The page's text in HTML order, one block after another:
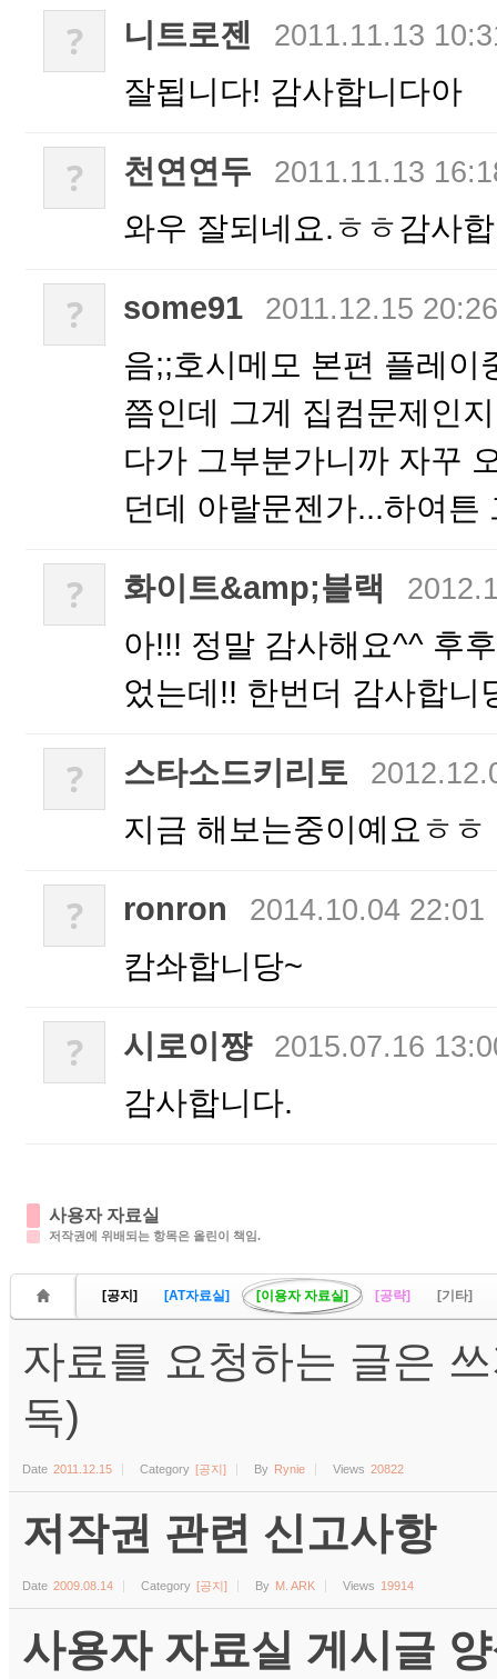
? 니트로젠 2011.11.13
잘됩니다! 감사합니다아
? 천연연두 2011.11.13
와우 잘되네요.ㅎㅎ감사
? some91 2011.12.15 20:26
음;;호시메모 본편 플레이
쯤인데 그게 집컴문제인
다가 그부분가니까 자꾸
던데 아랄문젠가...하여
? 화이트&amp;블랙
아!!! 정말 감사해요^^ 후
었는데!! 한번더 감사합니
? 스타소드키리토
지금 해보는중이예요ㅎㅎ
? ronron 2014.10.04 22:01
캄솨합니당~
? 시로이쨩 2015.07.16
감사합니다.
사용자 자료실
저작권에 위배되는 항목은 올린이 책임.
[공지] [AT자료실] [이용자 자료실] [공략] [기타]
자료를 요청하는 글은
독)
Date 2011.12.15 Category [공지] By Rynie Views 20822
저작권 관련 신고사항
Date 2009.08.14 Category [공지] By M. ARK Views 19914
사용자 자료실 게시글